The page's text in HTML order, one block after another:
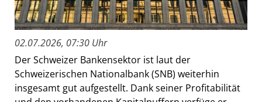
02.07.2026, 07:30 Uhr
Der Schweizer Bankensektor ist laut der
Schweizerischen Nationalbank (SNB) weiterhin
insgesamt gut aufgestellt. Dank seiner Profitabilität